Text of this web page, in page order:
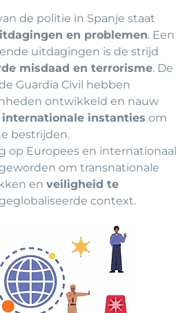
de politie in Spanje staat
en problemen. Een
uitdagingen is de strijd
misdaad en terrorisme. De
Guardia Civil hebben
ontwikkeld en nauw
internationale instanties om
bestrijden.
op Europees en internationaal
om transnationale
en veiligheid te
context.